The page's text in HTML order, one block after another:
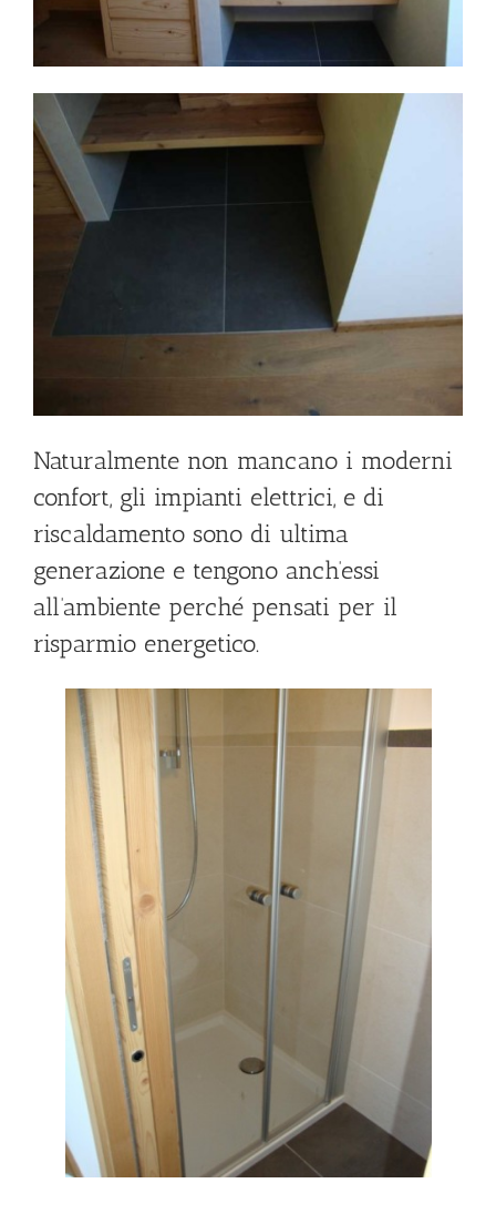
Naturalmente non mancano i moderni
confort, gli impianti elettrici, e di
riscaldamento sono di ultima
generazione e tengono anch’essi
all’ambiente perché pensati per il
risparmio energetico.